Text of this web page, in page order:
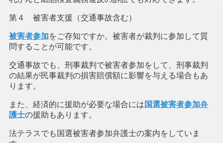
第４ 被害者支援（交通事故含む）
被害者参加をご存知ですか。被害者が裁判に参加して質
問することが可能です。
交通事故でも、刑事裁判で被害者参加をして、刑事裁判
の結果が民事裁判の損害賠償額に影響を与える場合もあ
ります。
また、経済的に援助が必要な場合には 国選被害者参加弁
護士の援助もあります。
法テラスでも国選被害者参加弁護士の案内をしていま